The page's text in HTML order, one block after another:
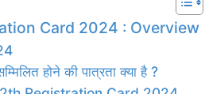
Card 2024 : Overview
होने की पात्रता क्या है ?